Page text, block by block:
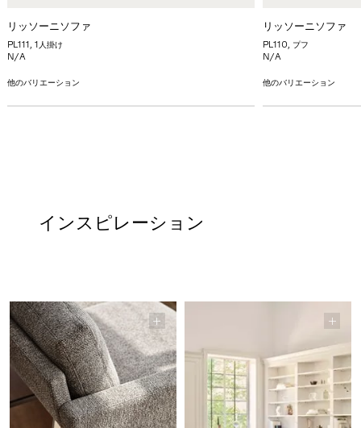
リッソーニソファ
PL111, 1人掛け
N/A
他のバリエーション
リッソーニソファ
PL110, プフ
N/A
他のバリエーション
インスピレーション